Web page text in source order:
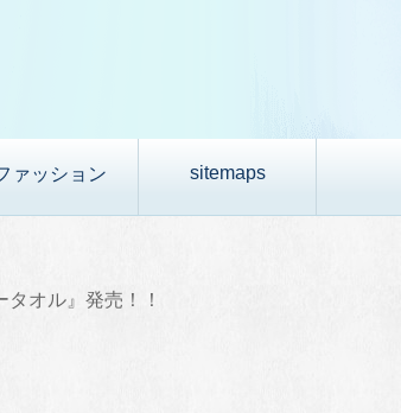
ァッション sitemaps
オル』発売！！